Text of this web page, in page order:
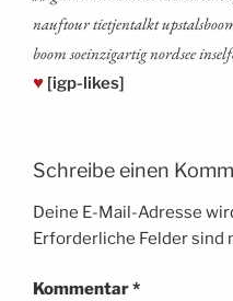
na­uf­tour tiet­jen­talkt
boom soein­zig­ar­tig nord­see
♥ [igp-likes]
Schreibe einen
Deine E-Mail-Adresse
Erforderliche Felder sind
Kommentar*